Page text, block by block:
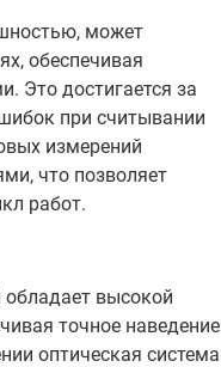
может
обеспечивая
Это достигается за
при считывании
измерений
что позволяет
работ.
обладает высокой
точное наведение
оптическая система